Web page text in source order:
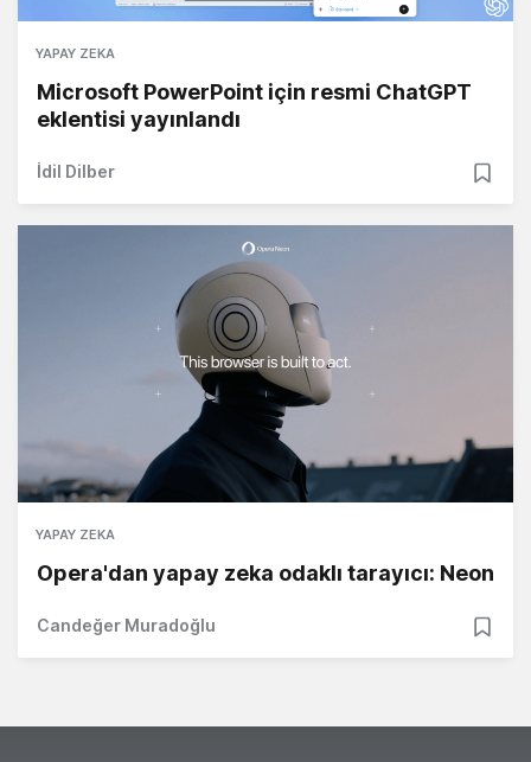
YAPAY ZEKA
Microsoft PowerPoint için resmi ChatGPT
eklentisi yayınlandı
İdil Dilber
YAPAY ZEKA
Opera'dan yapay zeka odaklı tarayıcı: Neon
Candeğer Muradoğlu